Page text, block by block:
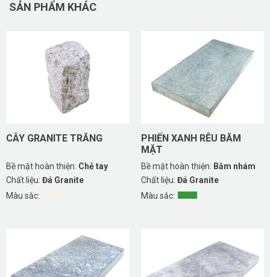
SẢN PHẨM KHÁC
CÂY GRANITE TRẮNG
Bề mặt hoàn thiện: Chẻ tay
Chất liệu: Đá Granite
Màu sắc:
PHIẾN XANH RÊU BĂM
MẶT
Bề mặt hoàn thiện: Băm nhám
Chất liệu: Đá Granite
Màu sắc: